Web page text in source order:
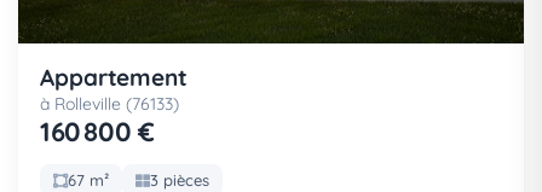
Appartement
à Rolleville (76133)
160 800 €
67 m² 3 pièces